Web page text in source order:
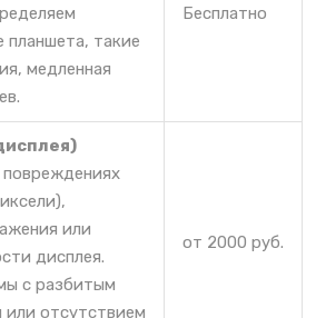
планшета, такие
медленная
Бесплатно
повреждениях
или
дисплея.
с разбитым
или отсутствием
от 2000 руб.